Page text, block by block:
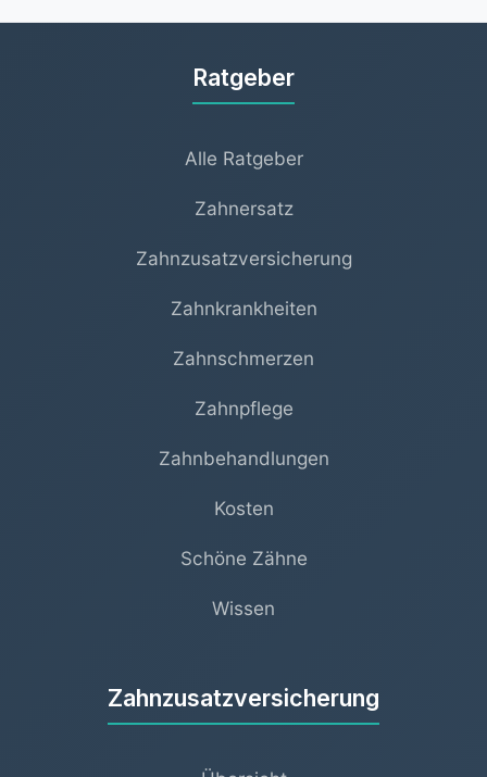
Außergewöhnliche Belastungen) sauber
Ratgeber
Alle Ratgeber
Zahnersatz
Zahnzusatzversicherung
Zahnkrankheiten
Zahnschmerzen
Zahnpflege
Zahnbehandlungen
Kosten
Schöne Zähne
Wissen
Zahnzusatzversicherung